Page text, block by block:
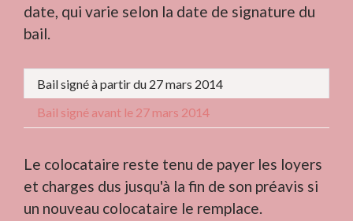
date, qui varie selon la date de signature du
bail.
Bail signé à partir du 27 mars 2014
Bail signé avant le 27 mars 2014
Le colocataire reste tenu de payer les loyers
et charges dus jusqu'à la fin de son préavis si
un nouveau colocataire le remplace.